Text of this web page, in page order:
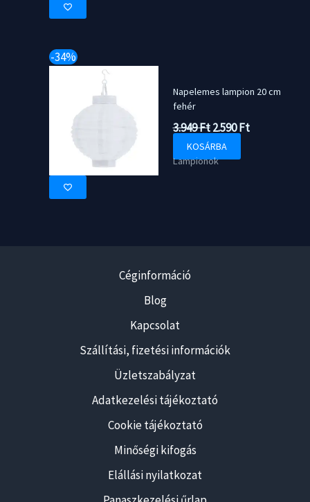
-34%
Napelemes lampion 20 cm
fehér
3.949Ft Original
price
was:
2.590FtCurrent
KOSÁRBA
Lampionok
Céginformáció
Blog
Kapcsolat
Szállítási, fizetési információk
Üzletszabályzat
Adatkezelési tájékoztató
Cookie tájékoztató
Minőségi kifogás
Elállási nyilatkozat